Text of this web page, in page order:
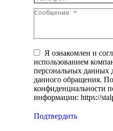
Сообщение *
Я ознакомлен и
использованием
персональных данных
данного обращения.
конфиденциальности
информации: https://
Подтвердить